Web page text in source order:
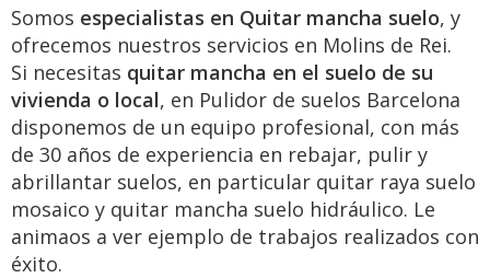
Somos especialistas en Quitar mancha suelo, y
ofrecemos nuestros servicios en Molins de Rei.
Si necesitas quitar mancha en el suelo de su
vivienda o local, en Pulidor de suelos Barcelona
disponemos de un equipo profesional, con más
de 30 años de experiencia en rebajar, pulir y
abrillantar suelos, en particular quitar raya suelo
mosaico y quitar mancha suelo hidráulico. Le
animaos a ver ejemplo de trabajos realizados con
éxito.